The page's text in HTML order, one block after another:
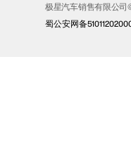
极星汽车销售有限公司
蜀公安网备